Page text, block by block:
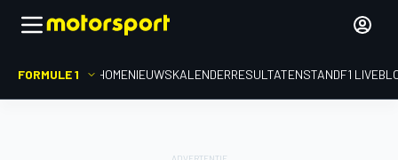
FORMULE 1 HOMENIEUWSKALENDERRESULTATENSTANDF1